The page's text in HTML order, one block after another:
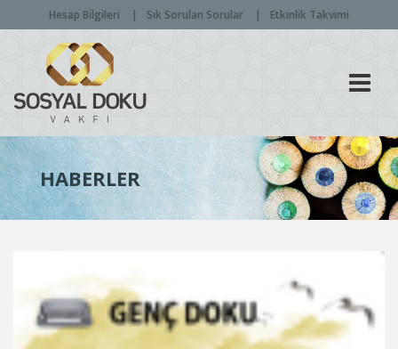
Hesap Bilgileri Sık Sorulan Sorular Etkinlik Takvimi
HABERLER